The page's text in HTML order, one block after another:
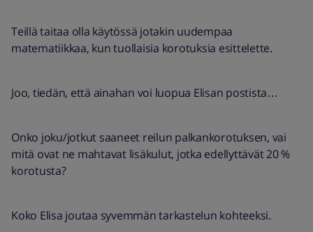
Teillä taitaa olla käytössä jotakin uudempaa
matematiikkaa, kun tuollaisia korotuksia esittelette.
Joo, tiedän, että ainahan voi luopua Elisan postista…
Onko joku/jotkut saaneet reilun palkankorotuksen, vai
mitä ovat ne mahtavat lisäkulut, jotka edellyttävät 20 %
korotusta?
Koko Elisa joutaa syvemmän tarkastelun kohteeksi.